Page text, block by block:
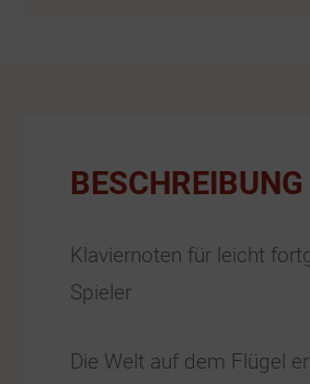
BESCHREIBUNG
Klaviernoten für leicht
Spieler
Die Welt auf dem Flügel